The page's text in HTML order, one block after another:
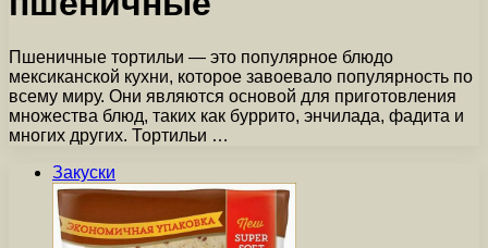
Пшеничные тортильи — это популярное блюдо
мексиканской кухни, которое завоевало популярность по
всему миру. Они являются основой для приготовления
множества блюд, таких как буррито, энчилада, фадита и
многих других. Тортильи …
Закуски